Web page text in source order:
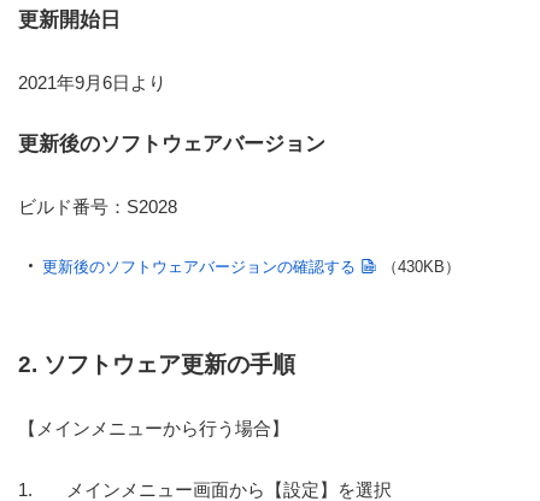
更新開始日
2021年9月6日より
更新後のソフトウェアバージョン
ビルド番号：S2028
更新後のソフトウェアバージョンの確認する （430KB）
2. ソフトウェア更新の手順
【メインメニューから行う場合】
メインメニュー画面から【設定】を選択